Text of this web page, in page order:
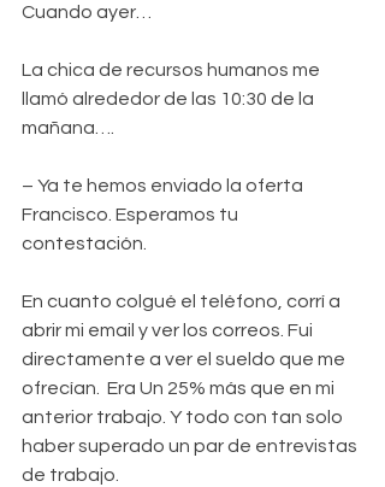
Cuando ayer…
La chica de recursos humanos me
llamó alrededor de las 10:30 de la
mañana….
– Ya te hemos enviado la oferta
Francisco. Esperamos tu
contestación.
En cuanto colgué el teléfono, corrí a
abrir mi email y ver los correos. Fui
directamente a ver el sueldo que me
ofrecían.  Era Un 25% más que en mi
anterior trabajo. Y todo con tan solo
haber superado un par de entrevistas
de trabajo.